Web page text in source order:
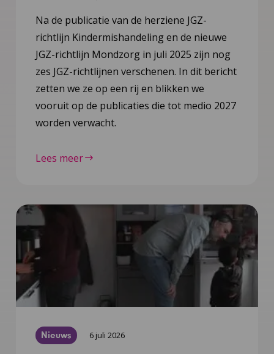
Na de publicatie van de herziene JGZ-
richtlijn Kindermishandeling en de nieuwe
JGZ-richtlijn Mondzorg in juli 2025 zijn nog
zes JGZ-richtlijnen verschenen. In dit bericht
zetten we ze op een rij en blikken we
vooruit op de publicaties die tot medio 2027
worden verwacht.
Lees meer
Nieuws 6 juli 2026